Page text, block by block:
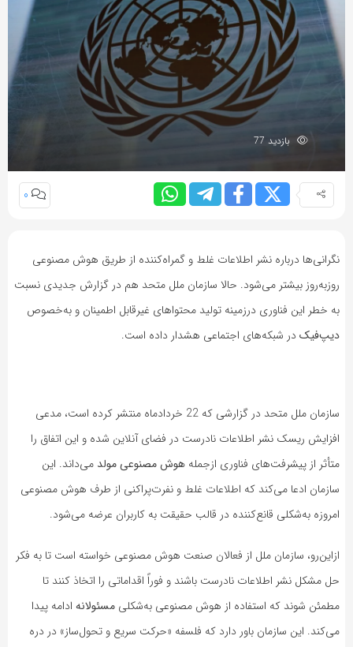
بازدید 77
0
نگرانی‌ها درباره نشر اطلاعات غلط و گمراه‌کننده از طریق هوش مصنوعی
روزبه‌روز بیشتر می‌شود. حالا سازمان ملل متحد هم در گزارش جدیدی نسبت
به خطر این فناوری درزمینه تولید محتواهای غیرقابل اطمینان و به‌خصوص
دیپ‌فیک در شبکه‌های اجتماعی هشدار داده است.
سازمان ملل متحد در گزارشی که 22 خردادماه منتشر کرده است، مدعی
افزایش ریسک نشر اطلاعات نادرست در فضای آنلاین شده و این اتفاق را
متأثر از پیشرفت‌های فناوری ازجمله هوش مصنوعی مولد می‌داند. این
سازمان ادعا می‌کند که اطلاعات غلط و نفرت‌پراکنی از طرف هوش مصنوعی
امروزه به‌شکلی قانع‌کننده در قالب حقیقت به کاربران عرضه می‌شود.
ازاین‌رو، سازمان ملل از فعالان صنعت هوش مصنوعی خواسته است تا به فکر
حل مشکل نشر اطلاعات نادرست باشند و فوراً اقداماتی را اتخاذ کنند تا
مطمئن شوند که استفاده از هوش مصنوعی به‌شکلی مسئولانه ادامه پیدا
می‌کند. این سازمان باور دارد که فلسفه «حرکت سریع و تحول‌ساز» در دره